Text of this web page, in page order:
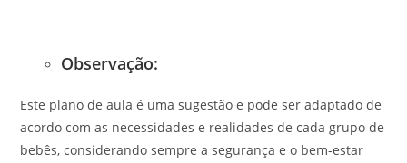
Observação:
Este plano de aula é uma sugestão e pode ser adaptado de
acordo com as necessidades e realidades de cada grupo de
bebês, considerando sempre a segurança e o bem-estar